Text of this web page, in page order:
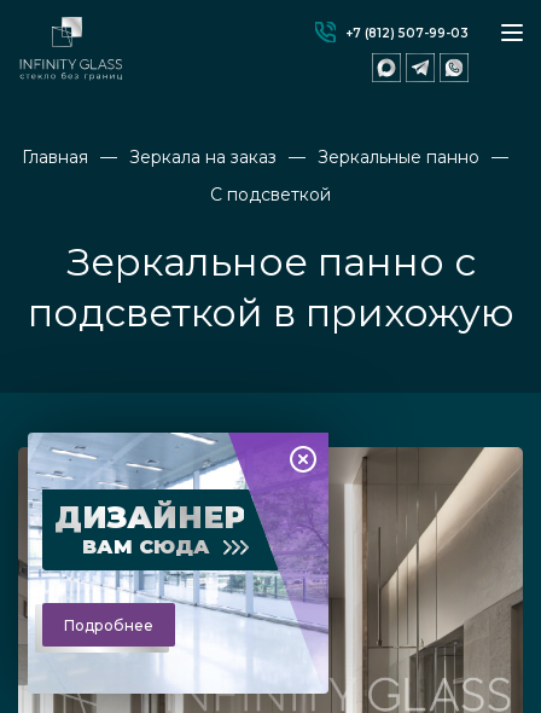
+7 (812) 507-99-03
Главная Зеркала на заказ
Зеркальные панно
С подсветкой
Зеркальное панно с
подсветкой в прихожую
ДИЗАЙНЕР
ВАМ СЮДА
Подробнее